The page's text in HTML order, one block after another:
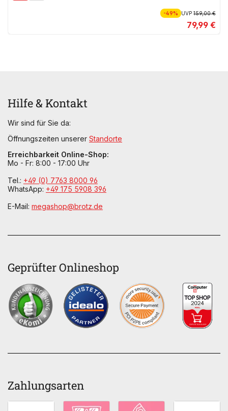
-49% UVP159,00 €
79,99 €
Hilfe & Kontakt
Wir sind für Sie da:
Öffnungszeiten unserer Standorte
Erreichbarkeit Online-Shop:
Mo - Fr: 8:00 - 17:00 Uhr
Tel.: +49 (0) 7763 8000 96
WhatsApp: +49 175 5908 396
E-Mail: megashop@brotz.de
Geprüfter Onlineshop
Zahlungsarten